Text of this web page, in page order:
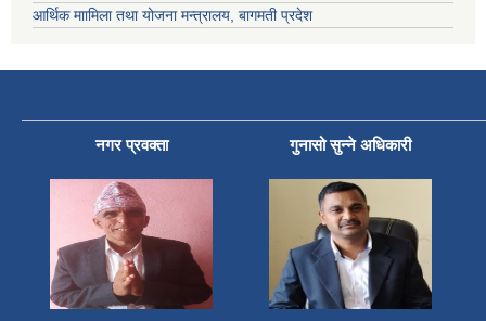
आर्थिक माामिला तथा योजना मन्त्रालय, बागमती प्रदेश
नगर प्रवक्ता गुनासो सुन्ने अधिकारी